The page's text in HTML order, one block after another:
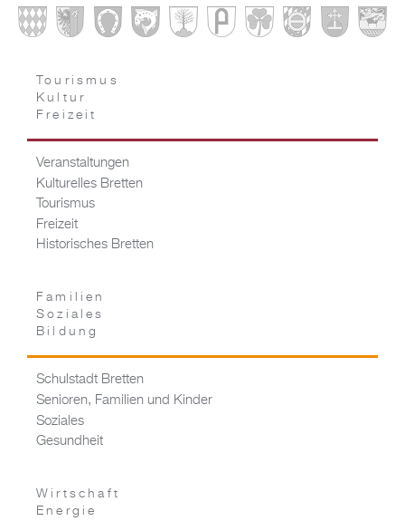
Tourismus
Kultur
Freizeit
Veranstaltungen
Kulturelles Bretten
Tourismus
Freizeit
Historisches Bretten
Familien
Soziales
Bildung
Schulstadt Bretten
Senioren, Familien und Kinder
Soziales
Gesundheit
Wirtschaft
Energie